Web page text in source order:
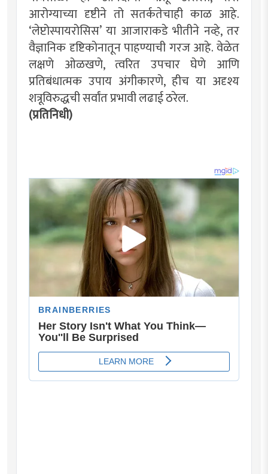
आरोग्याच्या दृष्टीने तो सतर्कतेचाही काळ आहे.
‌‘लेप्टोस्पायरोसिस‌’ या आजाराकडे भीतीने नव्हे, तर
वैज्ञानिक दृष्टिकोनातून पाहण्याची गरज आहे. वेळेत
लक्षणे ओळखणे, त्वरित उपचार घेणे आणि
प्रतिबंधात्मक उपाय अंगीकारणे, हीच या अदृश्य
शत्रूविरुद्धची सर्वांत प्रभावी लढाई ठरेल.
(प्रतिनिधी)